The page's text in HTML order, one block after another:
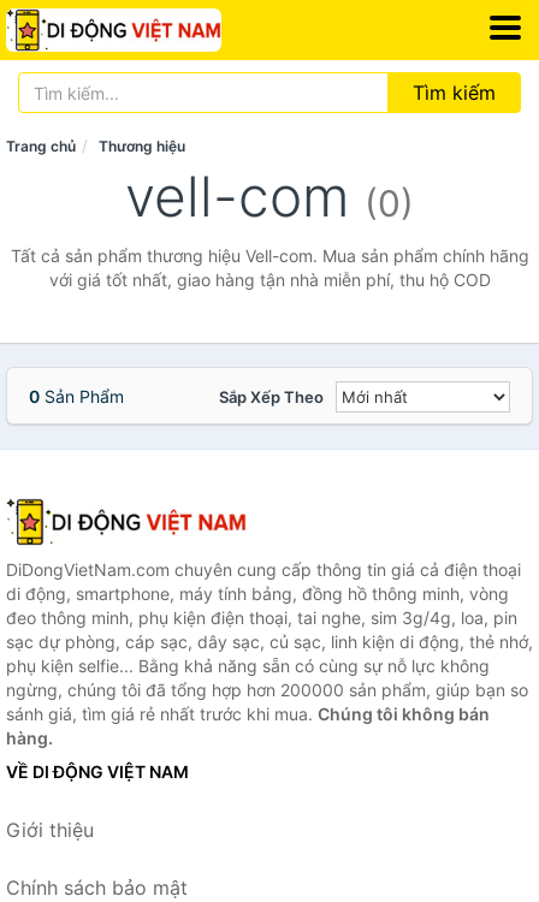
Tìm kiếm
Trang chủ Thương hiệu
vell-com (0)
Tất cả sản phẩm thương hiệu Vell-com. Mua sản phẩm chính hãng
với giá tốt nhất, giao hàng tận nhà miễn phí, thu hộ COD
0 Sản Phẩm Sắp Xếp Theo
DiDongVietNam.com chuyên cung cấp thông tin giá cả điện thoại
di động, smartphone, máy tính bảng, đồng hồ thông minh, vòng
đeo thông minh, phụ kiện điện thoại, tai nghe, sim 3g/4g, loa, pin
sạc dự phòng, cáp sạc, dây sạc, củ sạc, linh kiện di động, thẻ nhớ,
phụ kiện selfie... Bằng khả năng sẵn có cùng sự nỗ lực không
ngừng, chúng tôi đã tổng hợp hơn 200000 sản phẩm, giúp bạn so
sánh giá, tìm giá rẻ nhất trước khi mua. Chúng tôi không bán
hàng.
VỀ DI ĐỘNG VIỆT NAM
Giới thiệu
Chính sách bảo mật